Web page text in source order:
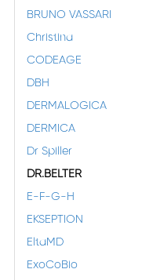
BRUNO VASSARI
Christina
CODEAGE
DBH
DERMALOGICA
DERMICA
Dr Spiller
DR.BELTER
E-F-G-H
EKSEPTION
EltaMD
ExoCoBio